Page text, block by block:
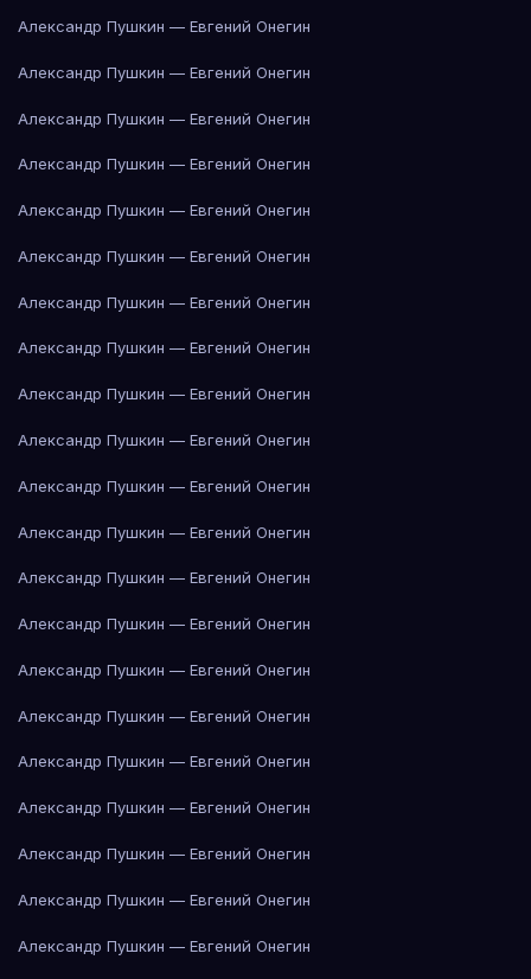
Александр Пушкин — Евгений Онегин
Александр Пушкин — Евгений Онегин
Александр Пушкин — Евгений Онегин
Александр Пушкин — Евгений Онегин
Александр Пушкин — Евгений Онегин
Александр Пушкин — Евгений Онегин
Александр Пушкин — Евгений Онегин
Александр Пушкин — Евгений Онегин
Александр Пушкин — Евгений Онегин
Александр Пушкин — Евгений Онегин
Александр Пушкин — Евгений Онегин
Александр Пушкин — Евгений Онегин
Александр Пушкин — Евгений Онегин
Александр Пушкин — Евгений Онегин
Александр Пушкин — Евгений Онегин
Александр Пушкин — Евгений Онегин
Александр Пушкин — Евгений Онегин
Александр Пушкин — Евгений Онегин
Александр Пушкин — Евгений Онегин
Александр Пушкин — Евгений Онегин
Александр Пушкин — Евгений Онегин